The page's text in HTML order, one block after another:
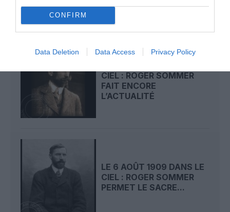
CONFIRM
Data Deletion Data Access Privacy Policy
CIEL : ROGER SOMMER
FAIT ENCORE
L’ACTUALITÉ
LE 6 AOÛT 1909 DANS LE
CIEL : ROGER SOMMER
PERMET LE SACRE...